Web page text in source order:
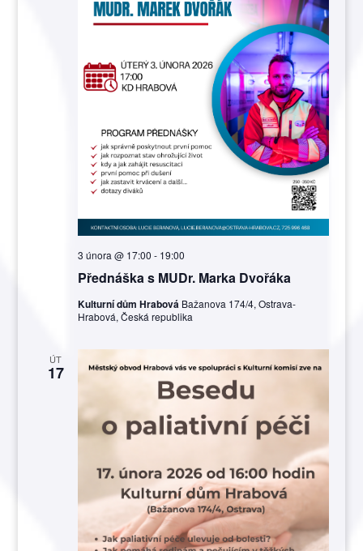
Přednáška s MUDr. Marka Dvořáka
3 února @ 17:00 - 19:00
Kulturní dům Hrabová Bažanova 174/4, Ostrava-
Hrabová, Česká republika
ÚT
17